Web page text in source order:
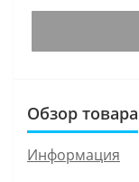
Обзор товара
Информация